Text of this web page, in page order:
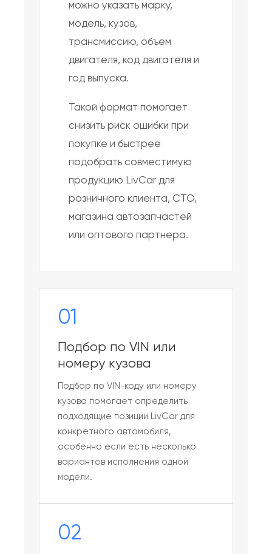
можно указать марку,
модель, кузов,
трансмиссию, объем
двигателя, код двигателя и
год выпуска.
Такой формат помогает
снизить риск ошибки при
покупке и быстрее
подобрать совместимую
продукцию LivCar для
розничного клиента, СТО,
магазина автозапчастей
или оптового партнера.
01
Подбор по VIN или
номеру кузова
Подбор по VIN-коду или номеру
кузова помогает определить
подходящие позиции LivCar для
конкретного автомобиля,
особенно если есть несколько
вариантов исполнения одной
модели.
02